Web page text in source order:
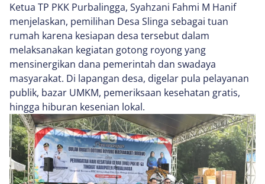
Ketua TP PKK Purbalingga, Syahzani Fahmi M Hanif
menjelaskan, pemilihan Desa Slinga sebagai tuan
rumah karena kesiapan desa tersebut dalam
melaksanakan kegiatan gotong royong yang
mensinergikan dana pemerintah dan swadaya
masyarakat. Di lapangan desa, digelar pula pelayanan
publik, bazar UMKM, pemeriksaan kesehatan gratis,
hingga hiburan kesenian lokal.